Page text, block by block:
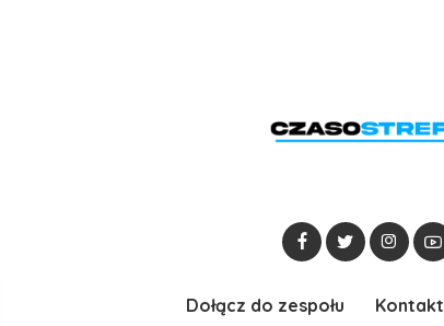
Dołącz do zespołu Kontakt